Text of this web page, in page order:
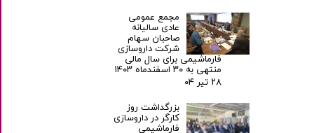
مجمع عمومی
عادی سالیانه
صاحبان سهام
شرکت داروسازی
فارماشیمی برای سال مالی
منتهی به ۳۰ اسفندماه ۱۴۰۳
۲۸ تیر ۰۴
بزرگداشت روز
کارگر در داروسازی
فارماشیمی